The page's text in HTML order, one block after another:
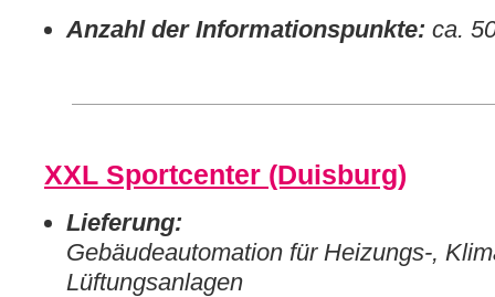
Anzahl der Informationspunkte: ca.
XXL Sportcenter (Duisburg)
Lieferung:
Gebäudeautomation für Heizungs-,
Lüftungsanlagen